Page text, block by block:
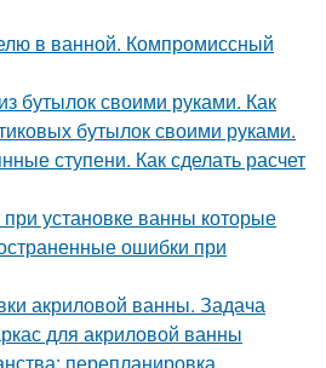
в ванной. Компромиссный
бутылок своими руками. Как
бутылок своими руками.
ступени. Как сделать расчет
установке ванны которые
ошибки при
акриловой ванны. Задача
для акриловой ванны